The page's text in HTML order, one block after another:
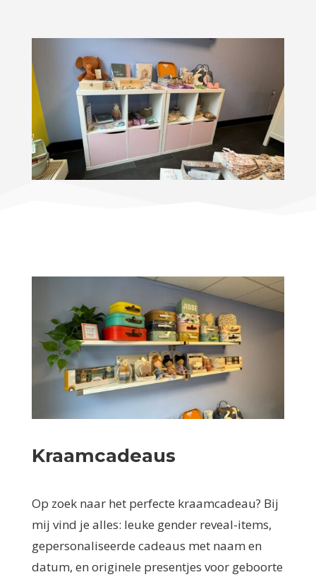
Kraamcadeaus
Op zoek naar het perfecte kraamcadeau? Bij
mij vind je alles: leuke gender reveal-items,
gepersonaliseerde cadeaus met naam en
datum, en originele presentjes voor geboorte